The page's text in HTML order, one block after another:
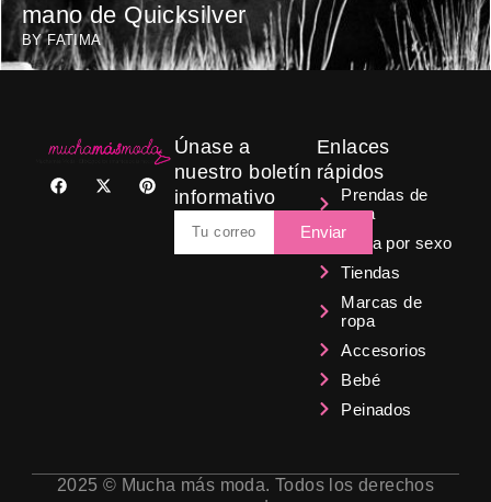
mano de Quicksilver
BYFATIMA
F
a
X
-
P
i
Enlaces
rápidos
Prendas de
ropa
Ropa por sexo
Tiendas
Marcas de
ropa
Accesorios
Bebé
Peinados
Únase a
nuestro boletín
informativo
Enviar
2025 © Mucha más moda. Todos los derechos